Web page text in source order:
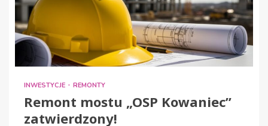
INWESTYCJE REMONTY
Remont mostu „OSP Kowaniec”
zatwierdzony!